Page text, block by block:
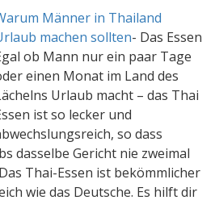
Männer in Thailand
machen sollten- Das Essen
ob Mann nur ein paar Tage
einen Monat im Land des
Urlaub macht – das Thai
ist so lecker und
so dass
dasselbe Gericht nie zweimal
Thai-Essen ist bekömmlicher
wie das Deutsche. Es hilft dir